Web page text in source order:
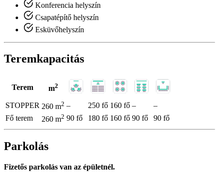
Konferencia helyszín
Csapatépítő helyszín
Esküvőhelyszín
Teremkapacitás
Terem m2
STOPPER 260 m2 – 250 fő 160 fő –
–
Fő terem
260 m2 90 fő 180 fő 160 fő 90 fő 90 fő
Parkolás
Fizetős parkolás van az épületnél.